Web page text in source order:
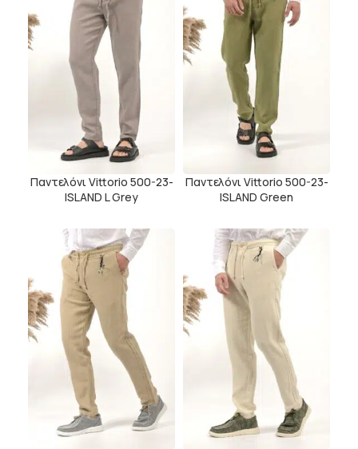
Παντελόνι Vittorio 500-23-
ISLAND L Grey
Παντελόνι Vittorio 500-23-
ISLAND Green